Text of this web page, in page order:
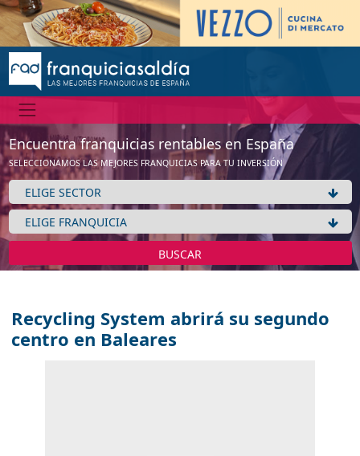
Encuentra franquicias rentables en España
SELECCIONAMOS LAS MEJORES FRANQUICIAS PARA TU INVERSIÓN
BUSCAR
Recycling System abrirá su segundo
centro en Baleares